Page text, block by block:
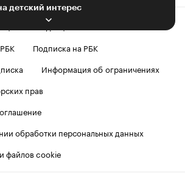
детский интерес
Подписка на РБК
Информация об ограничениях
прав
обработки персональных данных
файлов cookie